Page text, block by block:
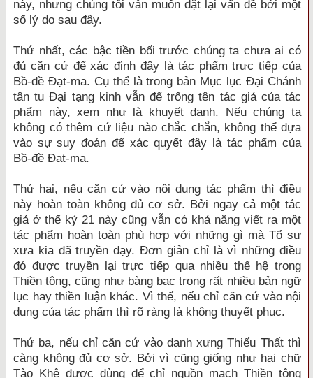
này, nhưng chúng tôi vẫn muốn đặt lại vấn đề bởi một
số lý do sau đây.
Thứ nhất, các bậc tiền bối trước chúng ta chưa ai có
đủ căn cứ để xác định đây là tác phẩm trực tiếp của
Bồ-đề Đạt-ma. Cụ thể là trong bản Mục lục Đại Chánh
tân tu Đại tạng kinh vẫn để trống tên tác giả của tác
phẩm này, xem như là khuyết danh. Nếu chúng ta
không có thêm cứ liệu nào chắc chắn, không thể dựa
vào sự suy đoán để xác quyết đây là tác phẩm của
Bồ-đề Đạt-ma.
Thứ hai, nếu căn cứ vào nội dung tác phẩm thì điều
này hoàn toàn không đủ cơ sở. Bởi ngay cả một tác
giả ở thế kỷ 21 này cũng vẫn có khả năng viết ra một
tác phẩm hoàn toàn phù hợp với những gì mà Tổ sư
xưa kia đã truyền dạy. Đơn giản chỉ là vì những điều
đó được truyền lại trực tiếp qua nhiều thế hệ trong
Thiền tông, cũng như bàng bạc trong rất nhiều bản ngữ
lục hay thiền luận khác. Vì thế, nếu chỉ căn cứ vào nội
dung của tác phẩm thì rõ ràng là không thuyết phục.
Thứ ba, nếu chỉ căn cứ vào danh xưng Thiếu Thất thì
càng không đủ cơ sở. Bởi vì cũng giống như hai chữ
Tào Khê được dùng để chỉ nguồn mạch Thiền tông